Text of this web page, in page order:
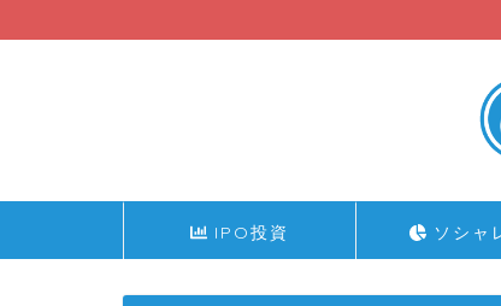
IPO投資 ソシャ